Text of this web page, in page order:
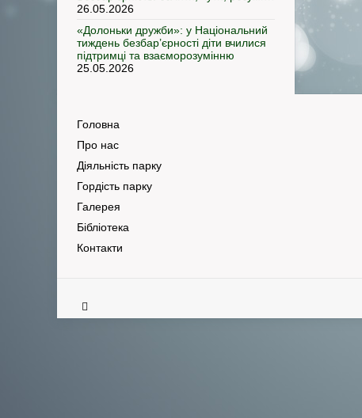
26.05.2026
«Долоньки дружби»: у Національний
тиждень безбар’єрності діти вчилися
підтримці та взаєморозумінню
25.05.2026
Головна
Про нас
Діяльність парку
Гордість парку
Галерея
Бібліотека
Контакти